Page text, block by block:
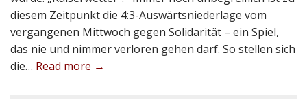
diesem Zeitpunkt die 4:3-Auswärtsniederlage vom
vergangenen Mittwoch gegen Solidarität – ein Spiel,
das nie und nimmer verloren gehen darf. So stellen sich
die… Read more →